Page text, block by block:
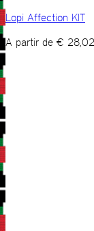
Lopi Affection KIT
A partir de € 28,02